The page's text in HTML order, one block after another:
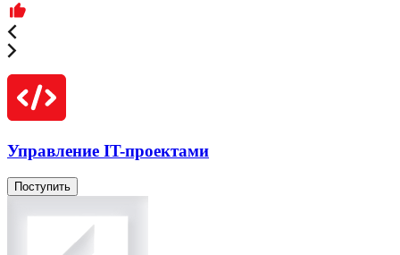
Управление IT-проектами
Поступить